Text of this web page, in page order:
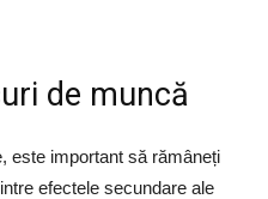
de muncă
este important să rămâneți
efectele secundare ale